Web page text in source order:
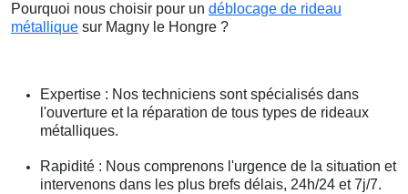
Pourquoi nous choisir pour un déblocage de rideau
métallique sur Magny le Hongre ?
Expertise : Nos techniciens sont spécialisés dans
l'ouverture et la réparation de tous types de rideaux
métalliques.
Rapidité : Nous comprenons l'urgence de la situation et
intervenons dans les plus brefs délais, 24h/24 et 7j/7.